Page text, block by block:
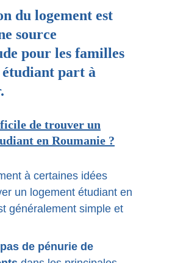
du logement est
source
pour les familles
étudiant part à
de trouver un
en Roumanie ?
à certaines idées
un logement étudiant en
généralement simple et
pas de pénurie de